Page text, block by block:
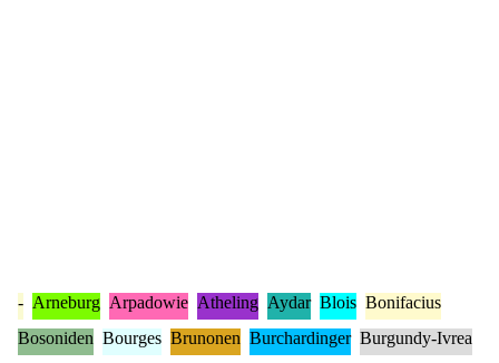
- Arneburg Arpadowie Atheling Aydar Blois Bonifacius
Bosoniden Bourges Brunonen Burchardinger Burgundy-Ivrea